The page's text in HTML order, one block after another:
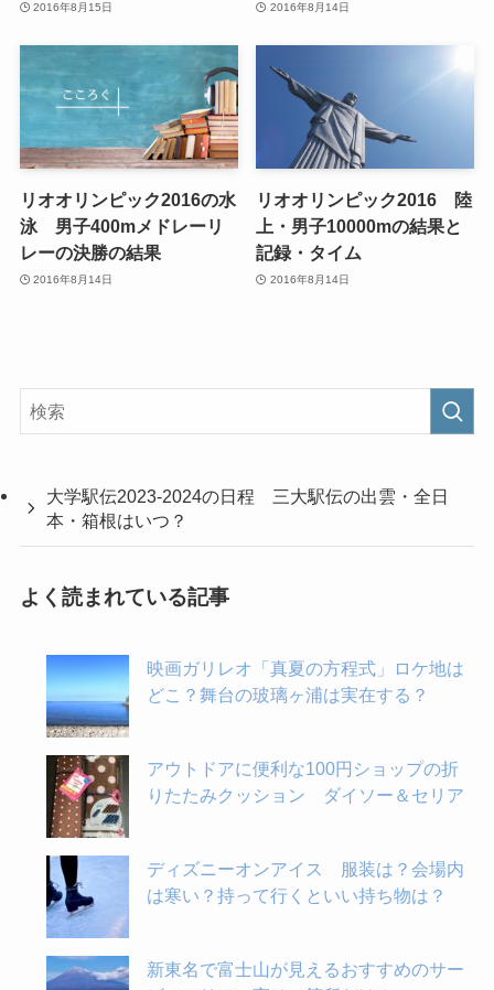
2016年8月15日 2016年8月14日
リオオリンピック2016の水
泳 男子400mメドレーリ
レーの決勝の結果
2016年8月14日
リオオリンピック2016 陸
上・男子10000mの結果と
記録・タイム
2016年8月14日
大学駅伝2023-2024の日程 三大駅伝の出雲・全日
本・箱根はいつ？
よく読まれている記事
映画ガリレオ「真夏の方程式」ロケ地は
どこ？舞台の玻璃ヶ浦は実在する？
アウトドアに便利な100円ショップの折
りたたみクッション ダイソー＆セリア
ディズニーオンアイス 服装は？会場内
は寒い？持って行くといい持ち物は？
新東名で富士山が見えるおすすめのサー